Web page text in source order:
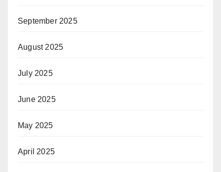
September 2025
August 2025
July 2025
June 2025
May 2025
April 2025